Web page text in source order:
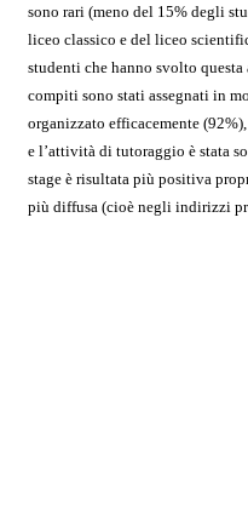
sono rari (meno del 15% degli
liceo classico e del liceo
studenti che hanno svolto
compiti sono stati assegnati in
organizzato efficacemente
e l’attività di tutoraggio è stata
stage è risultata più positiva
più diffusa (cioè negli indirizzi